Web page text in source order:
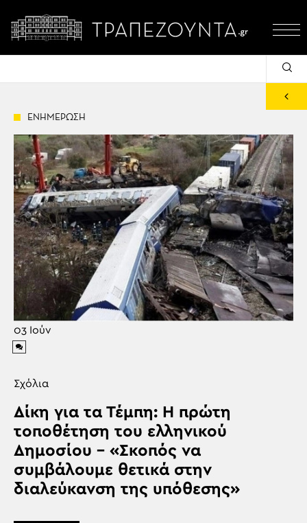
ΕΝΗΜΕΡΩΣΗ
03 Ιούν
Σχόλια
Δίκη για τα Τέμπη: Η πρώτη
τοποθέτηση του ελληνικού
Δημοσίου – «Σκοπός να
συμβάλουμε θετικά στην
διαλεύκανση της υπόθεσης»